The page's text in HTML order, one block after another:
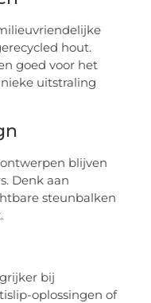
hout.
goed voor het
uitstraling
blijven
Denk aan
steunbalken
bij
oplossingen of